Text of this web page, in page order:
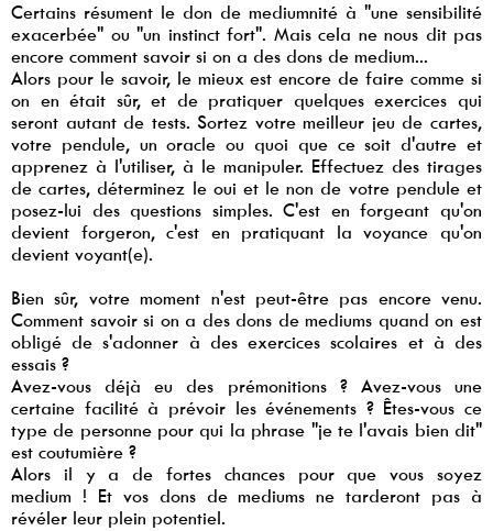
Certains résument le don de mediumnité à "une sensibilité
exacerbée" ou "un instinct fort". Mais cela ne nous dit pas
encore comment savoir si on a des dons de medium...
Alors pour le savoir, le mieux est encore de faire comme si
on en était sûr, et de pratiquer quelques exercices qui
seront autant de tests. Sortez votre meilleur jeu de cartes,
votre pendule, un oracle ou quoi que ce soit d'autre et
apprenez à l'utiliser, à le manipuler. Effectuez des tirages
de cartes, déterminez le oui et le non de votre pendule et
posez-lui des questions simples. C'est en forgeant qu'on
devient forgeron, c'est en pratiquant la voyance qu'on
devient voyant(e).
Bien sûr, votre moment n'est peut-être pas encore venu.
Comment savoir si on a des dons de mediums quand on est
obligé de s'adonner à des exercices scolaires et à des
essais ?
Avez-vous déjà eu des prémonitions ? Avez-vous une
certaine facilité à prévoir les événements ? Êtes-vous ce
type de personne pour qui la phrase "je te l'avais bien dit"
est coutumière ?
Alors il y a de fortes chances pour que vous soyez
medium ! Et vos dons de mediums ne tarderont pas à
révéler leur plein potentiel.